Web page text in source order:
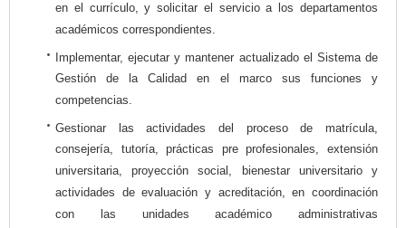
en el currículo, y solicitar el servicio a los departamentos
académicos correspondientes.
Implementar, ejecutar y mantener actualizado el Sistema de
Gestión de la Calidad en el marco sus funciones y
competencias.
Gestionar las actividades del proceso de matrícula,
consejería, tutoría, prácticas pre profesionales, extensión
universitaria, proyección social, bienestar universitario y
actividades de evaluación y acreditación, en coordinación
con las unidades académico administrativas